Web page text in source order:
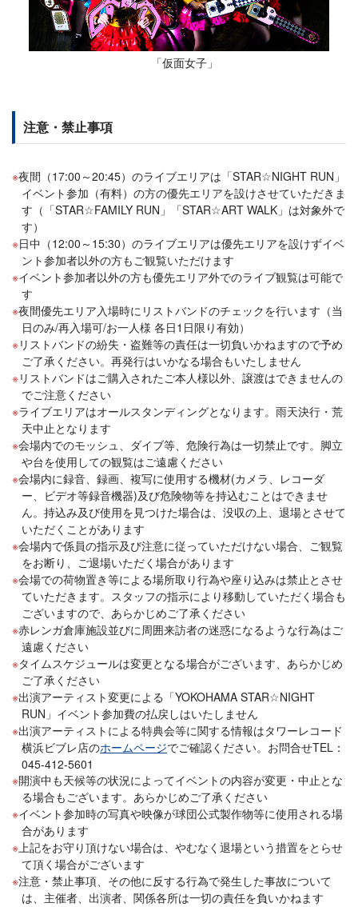
「仮面女子」
注意・禁止事項
夜間（17:00～20:45）のライブエリアは「STAR☆NIGHT RUN」
イベント参加（有料）の方の優先エリアを設けさせていただきま
す（「STAR☆FAMILY RUN」「STAR☆ART WALK」は対象外で
す）
日中（12:00～15:30）のライブエリアは優先エリアを設けずイベ
ント参加者以外の方もご観覧いただけます
イベント参加者以外の方も優先エリア外でのライブ観覧は可能で
す
夜間優先エリア入場時にリストバンドのチェックを行います（当
日のみ/再入場可/お一人様 各日1日限り有効）
リストバンドの紛失・盗難等の責任は一切負いかねますので予め
ご了承ください。再発行はいかなる場合もいたしません
リストバンドはご購入されたご本人様以外、譲渡はできませんの
でご注意ください
ライブエリアはオールスタンディングとなります。雨天決行・荒
天中止となります
会場内でのモッシュ、ダイブ等、危険行為は一切禁止です。脚立
や台を使用しての観覧はご遠慮ください
会場内に録音、録画、複写に使用する機材(カメラ、レコーダ
ー、ビデオ等録音機器)及び危険物等を持込むことはできませ
ん。持込み及び使用を見つけた場合は、没収の上、退場とさせて
いただくことがあります
会場内で係員の指示及び注意に従っていただけない場合、ご観覧
をお断り、ご退場いただく場合があります
会場での荷物置き等による場所取り行為や座り込みは禁止とさせ
ていただきます。スタッフの指示により移動していただく場合も
ございますので、あらかじめご了承ください
赤レンガ倉庫施設並びに周囲来訪者の迷惑になるような行為はご
遠慮ください
タイムスケジュールは変更となる場合がございます、あらかじめ
ご了承ください
出演アーティスト変更による「YOKOHAMA STAR☆NIGHT
RUN」イベント参加費の払戻しはいたしません
出演アーティストによる特典会等に関する情報はタワーレコード
横浜ビブレ店のホームページでご確認ください。お問合せTEL：
045-412-5601
開演中も天候等の状況によってイベントの内容が変更・中止とな
る場合もございます。あらかじめご了承ください
イベント参加時の写真や映像が球団公式製作物等に使用される場
合があります
上記をお守り頂けない場合は、やむなく退場という措置をとらせ
て頂く場合がございます
注意・禁止事項、その他に反する行為で発生した事故について
は、主催者、出演者、関係各所は一切の責任を負いかねます